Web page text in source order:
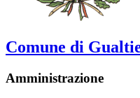
Comune di
Amministrazione